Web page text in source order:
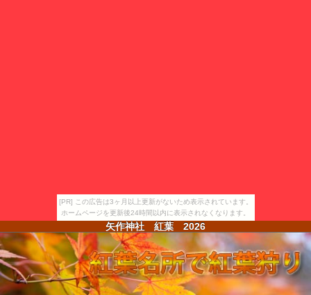
[PR] この広告は3ヶ月以上更新がないため表示されています。
ホームページを更新後24時間以内に表示されなくなります。
矢作神社 紅葉 2026